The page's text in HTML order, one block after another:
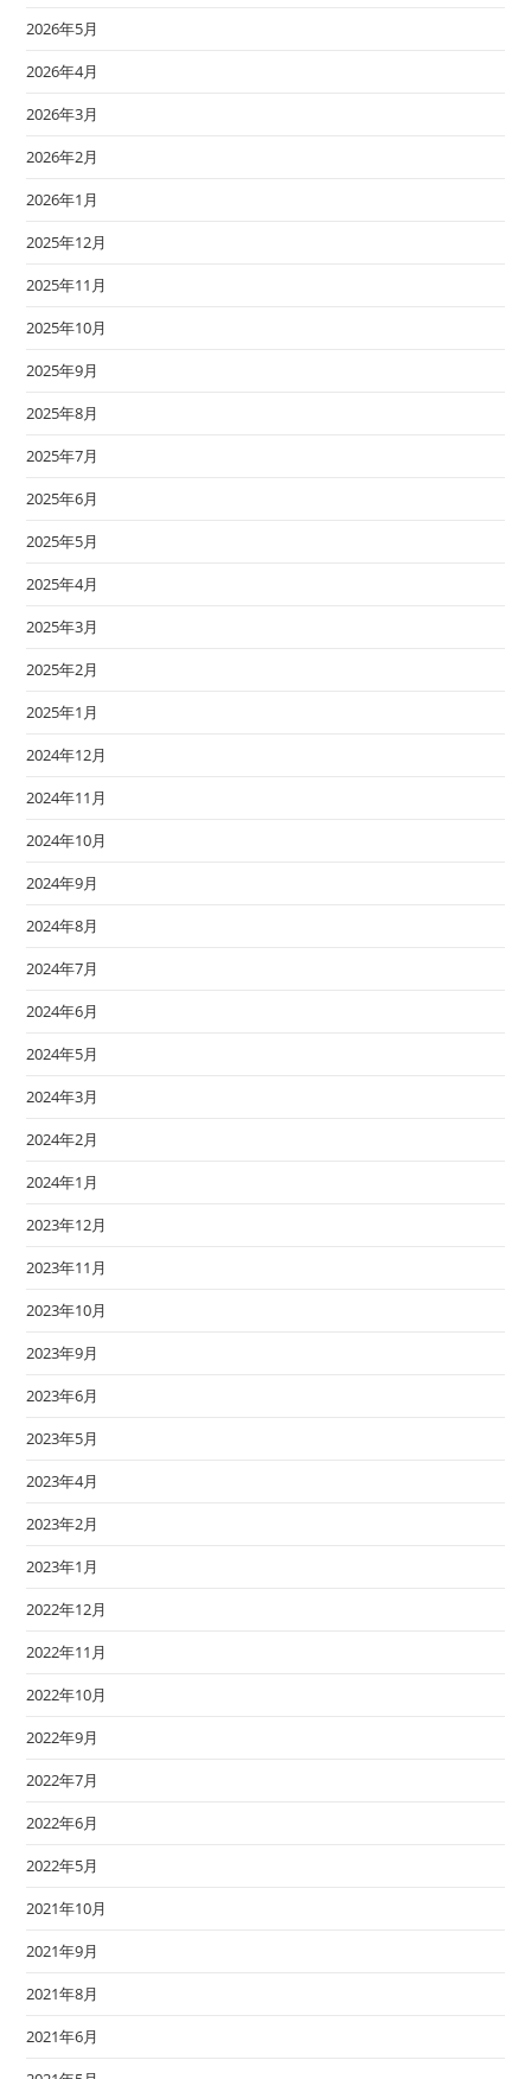
2026年5月
2026年4月
2026年3月
2026年2月
2026年1月
2025年12月
2025年11月
2025年10月
2025年9月
2025年8月
2025年7月
2025年6月
2025年5月
2025年4月
2025年3月
2025年2月
2025年1月
2024年12月
2024年11月
2024年10月
2024年9月
2024年8月
2024年7月
2024年6月
2024年5月
2024年3月
2024年2月
2024年1月
2023年12月
2023年11月
2023年10月
2023年9月
2023年6月
2023年5月
2023年4月
2023年2月
2023年1月
2022年12月
2022年11月
2022年10月
2022年9月
2022年7月
2022年6月
2022年5月
2021年10月
2021年9月
2021年8月
2021年6月